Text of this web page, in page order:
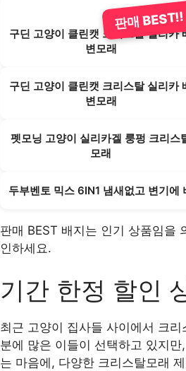
구딘 고양이 클린캣 크리스탈 실리카
변모래
판매 BEST!!
구딘 고양이 클린캣 크리스탈 실리카
변모래
펫모닝 고양이 실리카겔 룽펑 크리스
모래
두부벤토 믹스 6IN1 냄새없고 변기
판매 BEST 배지는 인기 상품임을
인하세요.
기간 한정 할인
최근 고양이 집사들 사이에서 크
분에 많은 이들이 선택하고 있지
는 마음에, 다양한 크리스탈모래